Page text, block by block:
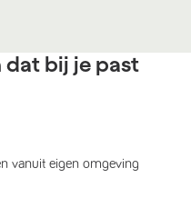
dat bij je past
vanuit eigen omgeving